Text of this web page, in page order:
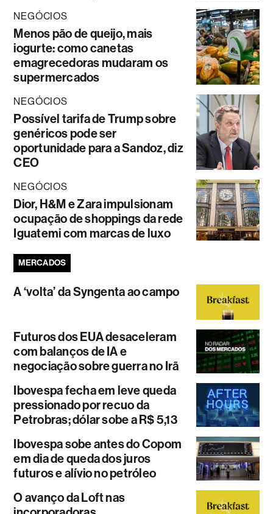
NEGÓCIOS
Menos pão de queijo, mais
iogurte: como canetas
emagrecedoras mudaram os
supermercados
NEGÓCIOS
Possível tarifa de Trump sobre
genéricos pode ser
oportunidade para a Sandoz, diz
CEO
NEGÓCIOS
Dior, H&M e Zara impulsionam
ocupação de shoppings da rede
Iguatemi com marcas de luxo
MERCADOS
A ‘volta’ da Syngenta ao campo
Futuros dos EUA desaceleram
com balanços de IA e
negociação sobre guerra no Irã
Ibovespa fecha em leve queda
pressionado por recuo da
Petrobras; dólar sobe a R$ 5,13
Ibovespa sobe antes do Copom
em dia de queda dos juros
futuros e alívio no petróleo
O avanço da Loft nas